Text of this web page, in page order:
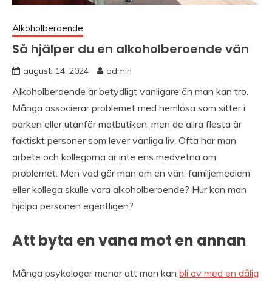
Alkoholberoende
Så hjälper du en alkoholberoende vän
augusti 14, 2024 admin
Alkoholberoende är betydligt vanligare än man kan tro.
Många associerar problemet med hemlösa som sitter i
parken eller utanför matbutiken, men de allra flesta är
faktiskt personer som lever vanliga liv. Ofta har man
arbete och kollegorna är inte ens medvetna om
problemet. Men vad gör man om en vän, familjemedlem
eller kollega skulle vara alkoholberoende? Hur kan man
hjälpa personen egentligen?
Att byta en vana mot en annan
Många psykologer menar att man kan bli av med en dålig